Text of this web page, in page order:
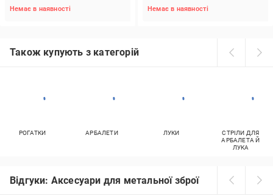
Немає в наявності Немає в наявності
Також купують з категорій
РОГАТКИ АРБАЛЕТИ ЛУКИ
СТРІЛИ ДЛЯ
АРБАЛЕТА Й
ЛУКА
Відгуки: Аксесуари для метальної зброї